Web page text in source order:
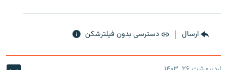
ارسال دسترسی بدون فیلترشکن